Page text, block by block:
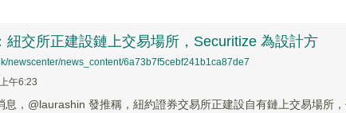
紐交所正建設鏈上交易場所，Securitize 為設計方
newscenter/news_content/6a73b7f5cebf241b1ca87de7
午6:23
息，@laurashin 發推稱，紐約證券交易所正建設自有鏈上交易場所